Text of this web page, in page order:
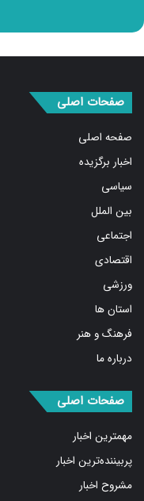
صفحات اصلی
صفحه اصلی
اخبار برگزیده
سیاسی
بین الملل
اجتماعی
اقتصادی
ورزشی
استان ها
فرهنگ و هنر
درباره ما
صفحات اصلی
مهمترین اخبار
پربیننده‌ترین اخبار
مشروح اخبار